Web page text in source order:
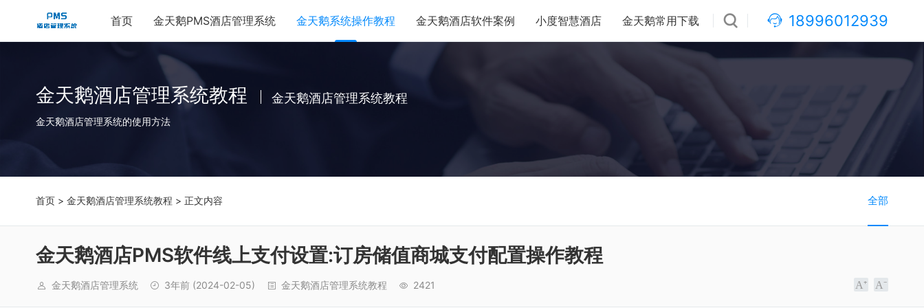
18996012939
首页 金天鹅PMS酒店管理系统 金天鹅系统操作教程 金天鹅酒店软件案例 小度智慧酒店 金天鹅常用下载
金天鹅酒店管理系统教程 金天鹅酒店管理系统教程
金天鹅酒店管理系统的使用方法
首页 > 金天鹅酒店管理系统教程 > 正文内容 全部
金天鹅酒店PMS软件线上支付设置:订房储值商城支付配置操作教程
金天鹅酒店管理系统 3年前 (2024-02-05) 金天鹅酒店管理系统教程 2421